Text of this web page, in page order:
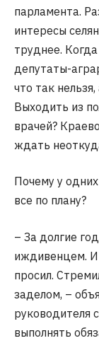
парламента.
интересы
труднее.
депутаты-
что так
Выходить из
врачей?
ждать
Почему у
все по плану?
– За долгие
иждивенцем. И
просил.
заделом, –
руководителя
выполнять